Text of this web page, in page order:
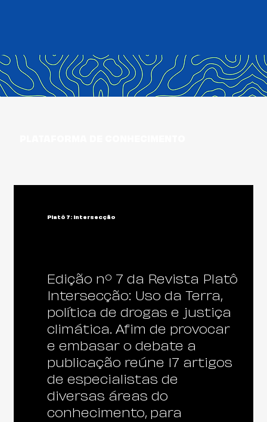
Platô 7: Intersecção
Edição nº 7 da Revista Platô
Intersecção: Uso da Terra,
política de drogas e justiça
climática. Afim de provocar
e embasar o debate a
publicação reúne 17 artigos
de especialistas de
diversas áreas do
conhecimento, para